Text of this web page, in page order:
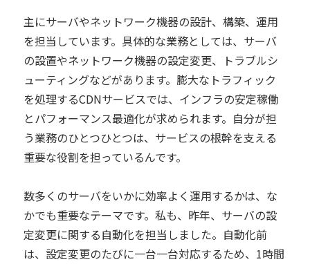
主にサーバやネットワーク機器の設計、構築、運用
を担当しています。具体的な業務としては、サーバ
の設置やネットワーク機器の設定変更、トラブルシ
ューティングなどがあります。膨大なトラフィック
を処理するCDNサービスでは、インフラの安定稼働
とパフォーマンス最適化が求められます。自分が担
う業務のひとつひとつは、サービスの根幹を支える
重要な役割を担っているんです。
数多くのサーバをいかに効率よく運用するかは、な
かでも重要なテーマです。私も、昨年、サーバの設
定変更に関する自動化を担当しました。自動化前
は、設定変更のたびに一台一台対応するため、1時間